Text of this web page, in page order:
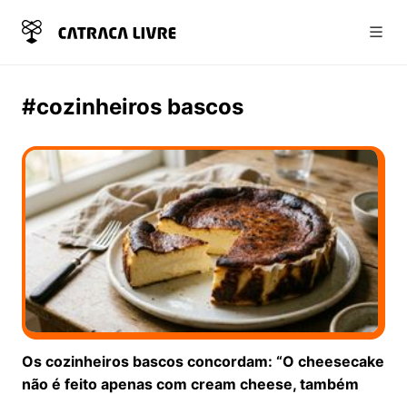
#cozinheiros bascos
Os cozinheiros bascos concordam: “O cheesecake
não é feito apenas com cream cheese, também